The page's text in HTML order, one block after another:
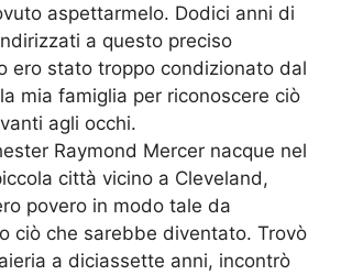
aspettarmelo. Dodici anni di
a questo preciso
ero stato troppo condizionato dal
mia famiglia per riconoscere ciò
agli occhi.
Raymond Mercer nacque nel
città vicino a Cleveland,
povero in modo tale da
ciò che sarebbe diventato. Trovò
a diciassette anni, incontrò